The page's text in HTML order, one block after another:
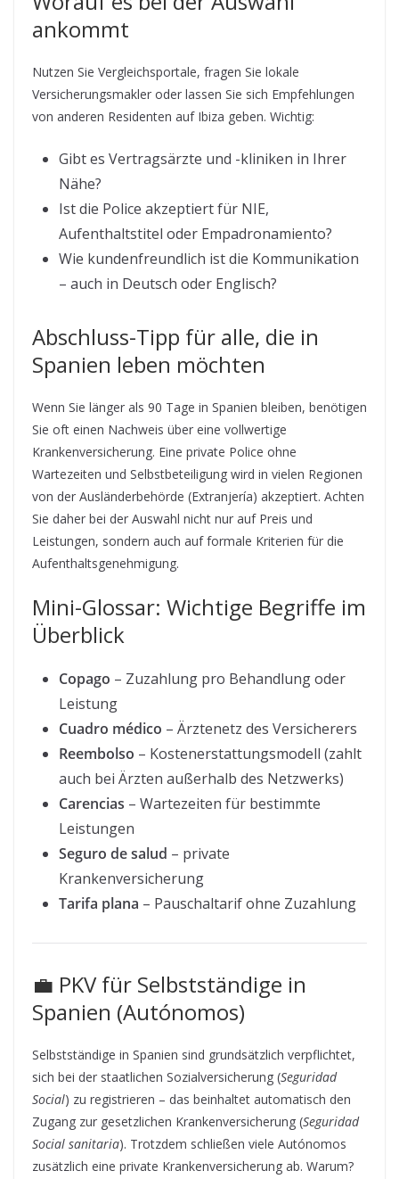
ankommt
Nutzen Sie Vergleichsportale, fragen Sie lokale
Versicherungsmakler oder lassen Sie sich Empfehlungen
von anderen Residenten auf Ibiza geben. Wichtig:
Gibt es Vertragsärzte und -kliniken in Ihrer
Nähe?
Ist die Police akzeptiert für NIE,
Aufenthaltstitel oder Empadronamiento?
Wie kundenfreundlich ist die Kommunikation
– auch in Deutsch oder Englisch?
Abschluss-Tipp für alle, die in
Spanien leben möchten
Wenn Sie länger als 90 Tage in Spanien bleiben, benötigen
Sie oft einen Nachweis über eine vollwertige
Krankenversicherung. Eine private Police ohne
Wartezeiten und Selbstbeteiligung wird in vielen Regionen
von der Ausländerbehörde (Extranjería) akzeptiert. Achten
Sie daher bei der Auswahl nicht nur auf Preis und
Leistungen, sondern auch auf formale Kriterien für die
Aufenthaltsgenehmigung.
Mini-Glossar: Wichtige Begriffe im
Überblick
Copago – Zuzahlung pro Behandlung oder
Leistung
Cuadro médico – Ärztenetz des Versicherers
Reembolso – Kostenerstattungsmodell (zahlt
auch bei Ärzten außerhalb des Netzwerks)
Carencias – Wartezeiten für bestimmte
Leistungen
Seguro de salud – private
Krankenversicherung
Tarifa plana – Pauschaltarif ohne Zuzahlung
💼 PKV für Selbstständige in
Spanien (Autónomos)
Selbstständige in Spanien sind grundsätzlich verpflichtet,
sich bei der staatlichen Sozialversicherung (Seguridad
Social) zu registrieren – das beinhaltet automatisch den
Zugang zur gesetzlichen Krankenversicherung (Seguridad
Social sanitaria). Trotzdem schließen viele Autónomos
zusätzlich eine private Krankenversicherung ab. Warum?